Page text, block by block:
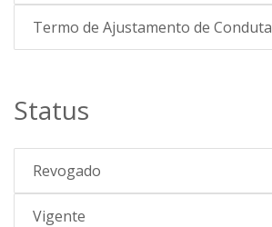
Termo de Ajustamento de Conduta
Status
Revogado
Vigente